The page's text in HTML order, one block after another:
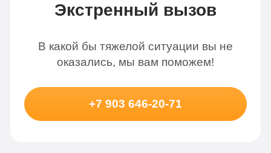
Экстренный вызов
В какой бы тяжелой ситуации вы не
оказались, мы вам поможем!
+7 903 646-20-71